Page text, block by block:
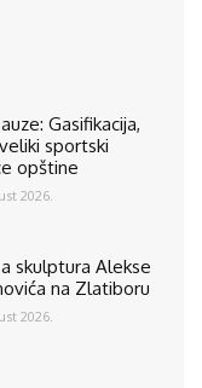
Gasifikacija,
sportski
opštine
2026.
skulptura Alekse
na Zlatiboru
2026.